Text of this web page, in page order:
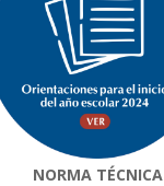
NORMA TÉCNICA